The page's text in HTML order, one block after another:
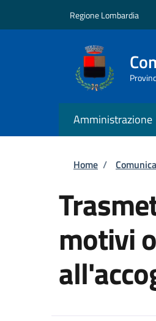
Regione Lombardia
Amministrazione
Home /
motivi